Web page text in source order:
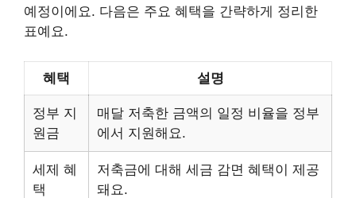
예정이에요. 다음은 주요 혜택을 간략하게 정리한
표예요.
혜택 설명
정부 지
원금
매달 저축한 금액의 일정 비율을 정부
에서 지원해요.
세제 혜
택
저축금에 대해 세금 감면 혜택이 제공
돼요.